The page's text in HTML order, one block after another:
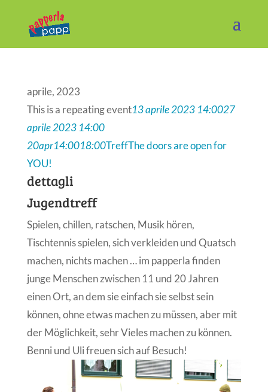
aprile, 2023
This is a repeating event13 aprile 2023 14:0027
aprile 2023 14:00
20apr14:0018:00TreffThe doors are open for
YOU!
dettagli
Jugendtreff
Spielen, chillen, ratschen, Musik hören,
Tischtennis spielen, sich verkleiden und Quatsch
machen, nichts machen … im papperla finden
junge Menschen zwischen 11 und 20 Jahren
einen Ort, an dem sie einfach sie selbst sein
können, ohne etwas machen zu müssen, aber mit
der Möglichkeit, sehr Vieles machen zu können.
Benni und Uli freuen sich auf Besuch!